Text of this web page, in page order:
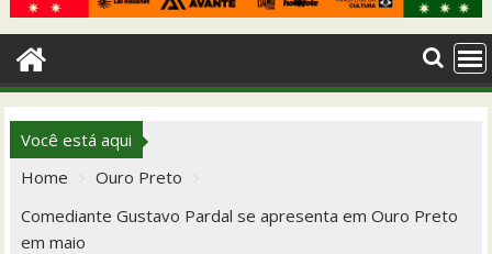
Você está aqui
Home
Ouro Preto
Comediante Gustavo Pardal se apresenta em Ouro Preto
em maio